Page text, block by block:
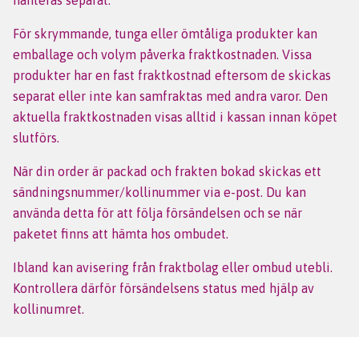
För skrymmande, tunga eller ömtåliga produkter kan
emballage och volym påverka fraktkostnaden. Vissa
produkter har en fast fraktkostnad eftersom de skickas
separat eller inte kan samfraktas med andra varor. Den
aktuella fraktkostnaden visas alltid i kassan innan köpet
slutförs.
När din order är packad och frakten bokad skickas ett
sändningsnummer/kollinummer via e-post. Du kan
använda detta för att följa försändelsen och se när
paketet finns att hämta hos ombudet.
Ibland kan avisering från fraktbolag eller ombud utebli.
Kontrollera därför försändelsens status med hjälp av
kollinumret.